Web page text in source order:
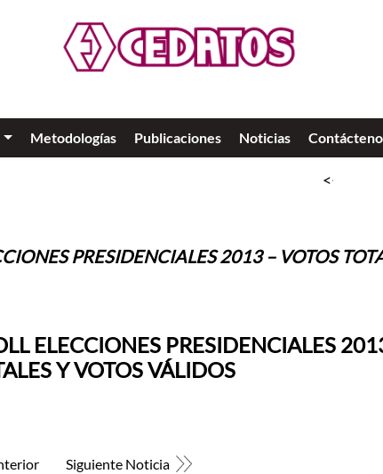
Metodologías Publicaciones Noticias
<<
PRESIDENCIALES 2013 – VOTOS
ELECCIONES PRESIDENCIALES
Y VOTOS VÁLIDOS
Siguiente Noticia